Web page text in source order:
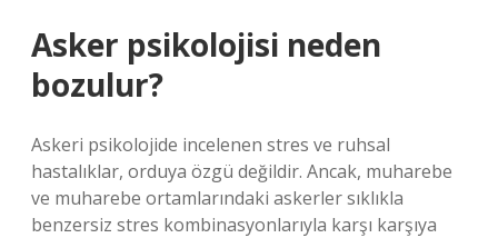
Asker psikolojisi neden
bozulur?
Askeri psikolojide incelenen stres ve ruhsal
hastalıklar, orduya özgü değildir. Ancak, muharebe
ve muharebe ortamlarındaki askerler sıklıkla
benzersiz stres kombinasyonlarıyla karşı karşıya